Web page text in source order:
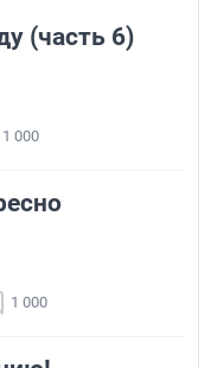
(часть 6)
1 000
1 000